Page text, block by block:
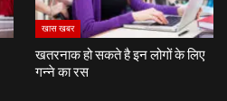
खास खबर
खतरनाक हो सकते है इन लोगों के लिए
गन्ने का रस